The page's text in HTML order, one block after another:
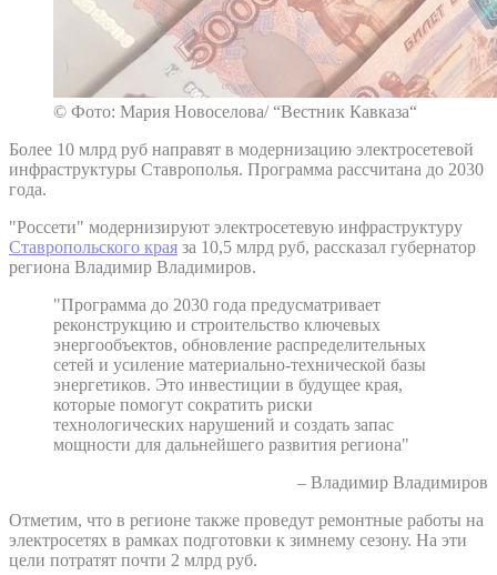
© Фото: Мария Новоселова/ “Вестник Кавказа“
Более 10 млрд руб направят в модернизацию электросетевой
инфраструктуры Ставрополья. Программа рассчитана до 2030
года.
"Россети" модернизируют электросетевую инфраструктуру
Ставропольского края за 10,5 млрд руб, рассказал губернатор
региона Владимир Владимиров.
"Программа до 2030 года предусматривает
реконструкцию и строительство ключевых
энергообъектов, обновление распределительных
сетей и усиление материально-технической базы
энергетиков. Это инвестиции в будущее края,
которые помогут сократить риски
технологических нарушений и создать запас
мощности для дальнейшего развития региона"
– Владимир Владимиров
Отметим, что в регионе также проведут ремонтные работы на
электросетях в рамках подготовки к зимнему сезону. На эти
цели потратят почти 2 млрд руб.